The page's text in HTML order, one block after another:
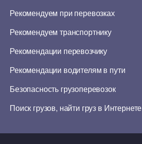
Рекомендуем при перевозках
Рекомендуем транспортнику
Рекомендации перевозчику
Рекомендации водителям в пути
Безопасность грузоперевозок
Поиск грузов, найти груз в Интернете